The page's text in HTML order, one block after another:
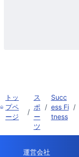
トッ
プペ
ージ
/
ス
ポ
ー
ツ
/
Succ
ess Fi
tness
/
運営会社